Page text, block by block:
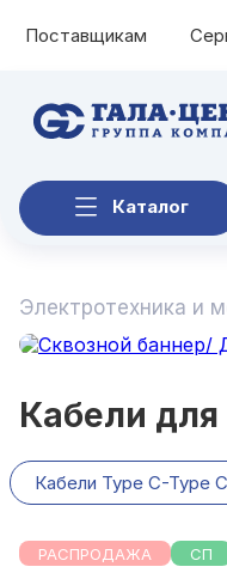
Поставщикам
Каталог
Электротехника и
Кабели
Кабели Type C-Type C
РАСПРОДАЖА СП